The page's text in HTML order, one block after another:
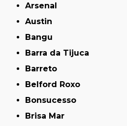
Arsenal
Austin
Bangu
Barra da Tijuca
Barreto
Belford Roxo
Bonsucesso
Brisa Mar